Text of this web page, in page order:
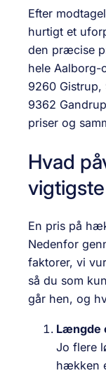
Efter
hurtigt et
den præcise
hele Aalborg-
9260
9362
priser og
Hvad
En pris på
Nedenfor
faktorer, vi
så du som
går hen, og
Længde
Jo flere
hækken